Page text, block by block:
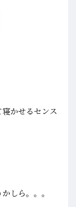
かせるセンス
しら。。。